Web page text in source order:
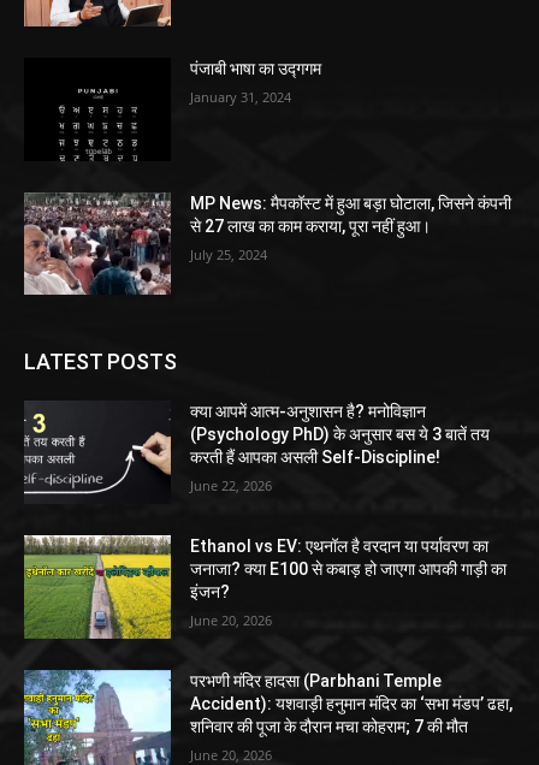
पंजाबी भाषा का उद्गगम
January 31, 2024
MP News: मैपकॉस्ट में हुआ बड़ा घोटाला, जिसने कंपनी
से 27 लाख का काम कराया, पूरा नहीं हुआ।
July 25, 2024
LATEST POSTS
क्या आपमें आत्म-अनुशासन है? मनोविज्ञान
(Psychology PhD) के अनुसार बस ये 3 बातें तय
करती हैं आपका असली Self-Discipline!
June 22, 2026
Ethanol vs EV: एथनॉल है वरदान या पर्यावरण का
जनाजा? क्या E100 से कबाड़ हो जाएगा आपकी गाड़ी का
इंजन?
June 20, 2026
परभणी मंदिर हादसा (Parbhani Temple
Accident): यशवाड़ी हनुमान मंदिर का ‘सभा मंडप’ ढहा,
शनिवार की पूजा के दौरान मचा कोहराम; 7 की मौत
June 20, 2026